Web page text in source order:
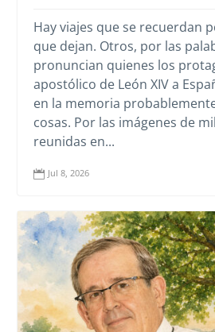
Hay viajes que se recuerdan
que dejan. Otros, por las
pronuncian quienes los
apostólico de León XIV a
en la memoria
cosas. Por las imágenes de
reunidas en...
 Jul 8, 2026